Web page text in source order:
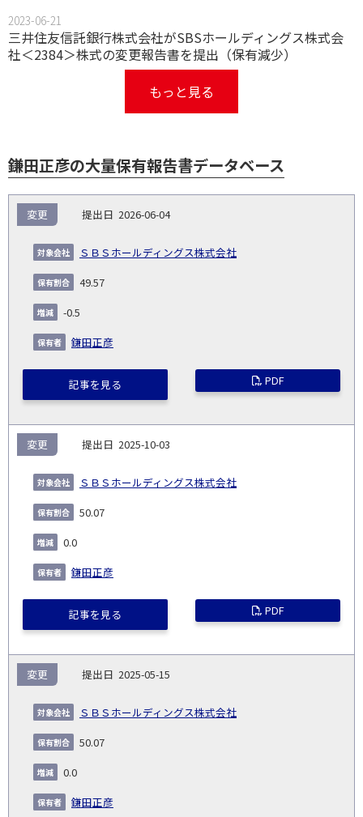
2023-06-21
三井住友信託銀行株式会社がSBSホールディングス株式会
社＜2384＞株式の変更報告書を提出（保有減少）
もっと見る
鎌田正彦の大量保有報告書データベース
NO.
告
義
務
発
生
日
出
コー
象
業
種
割
2026-06-04
ＳＢＳホールディングス株式会社
変更
49.57
-0.5
鎌田正彦
記事を見る PDF
2025-10-03
ＳＢＳホールディングス株式会社
変更
50.07
0.0
鎌田正彦
記事を見る PDF
2025-05-15
ＳＢＳホールディングス株式会社
変更
50.07
0.0
鎌田正彦